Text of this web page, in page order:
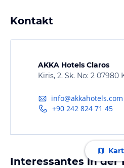
Kontakt
AKKA Hotels Claros
Kiris, 2. Sk. No: 2 07980
info@akkahotels.com
+90 242 824 71 45
Interessantes in der